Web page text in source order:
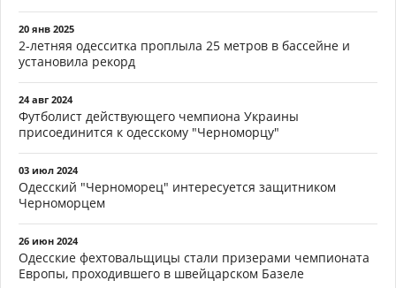
20 янв 2025
2-летняя одесситка проплыла 25 метров в бассейне и
установила рекорд
24 авг 2024
Футболист действующего чемпиона Украины
присоединится к одесскому "Черноморцу"
03 июл 2024
Одесский "Черноморец" интересуется защитником
Черноморцем
26 июн 2024
Одесские фехтовальщицы стали призерами чемпионата
Европы, проходившего в швейцарском Базеле